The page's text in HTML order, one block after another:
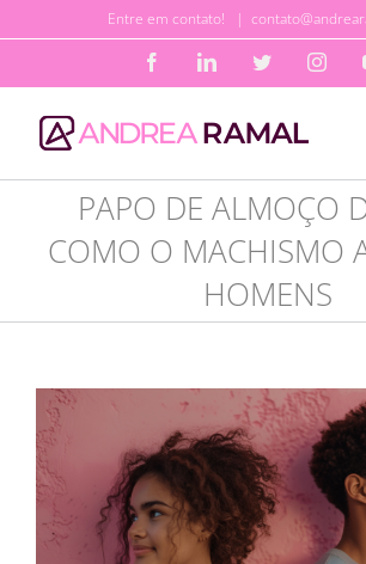
o
conteúdo
Entre em contato! |
FacebookLinkedInTwitter
PAPO DE ALMOÇO
COMO O MACHISMO
HOMENS